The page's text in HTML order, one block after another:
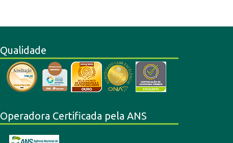
Qualidade
Operadora Certificada pela ANS